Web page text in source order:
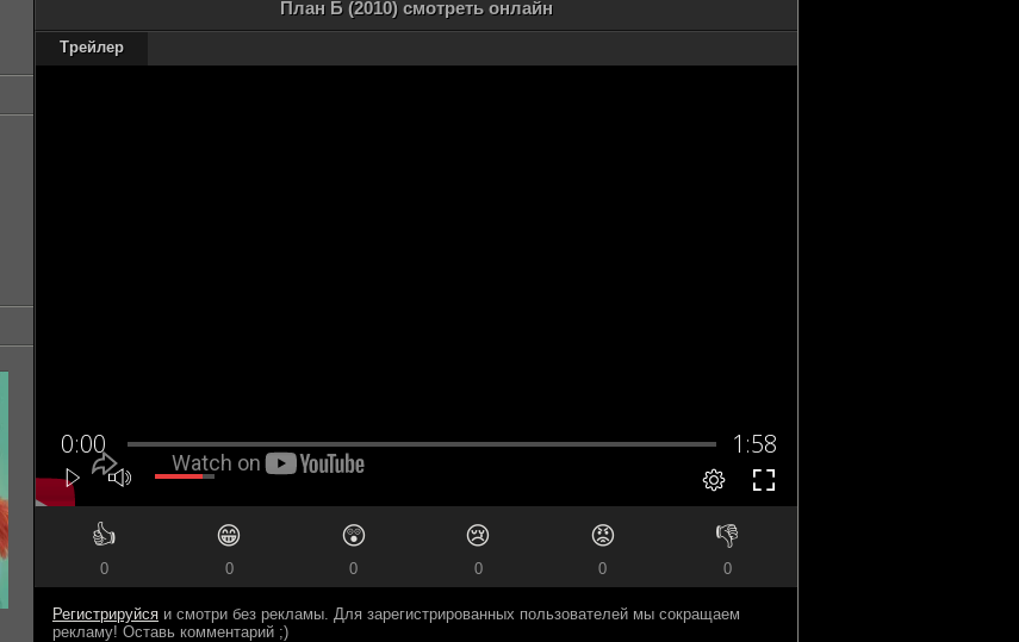
План Б (2010) смотреть онлайн
Трейлер
👍
0
😁
0
😲
0
😢
0
😡
0
👎
0
Регистрируйся и смотри без рекламы. Для зарегистрированных пользователей мы сокращаем
рекламу! Оставь комментарий ;)